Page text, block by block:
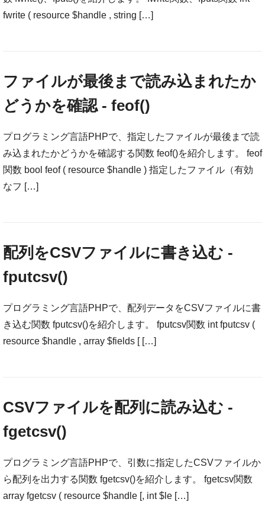
fwrite ( resource $handle , string […]
ファイルが最後まで読み込まれたか
どうかを確認 - feof()
プログラミング言語PHPで、指定したファイルが最後まで読
み込まれたかどうかを確認する関数 feof()を紹介します。 feof
関数 bool feof ( resource $handle ) 指定したファイル（有効
なフ […]
配列をCSVファイルに書き込む -
fputcsv()
プログラミング言語PHPで、配列データをCSVファイルに書
き込む関数 fputcsv()を紹介します。 fputcsv関数 int fputcsv (
resource $handle , array $fields [ […]
CSVファイルを配列に読み込む -
fgetcsv()
プログラミング言語PHPで、引数に指定したCSVファイルか
ら配列を出力する関数 fgetcsv()を紹介します。 fgetcsv関数
array fgetcsv ( resource $handle [, int $le […]